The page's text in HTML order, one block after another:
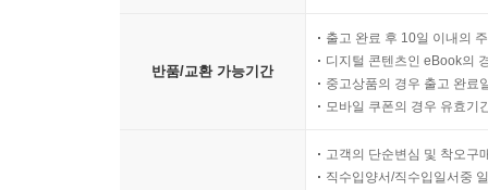
반품/교환 가능기간
출고 완료 후 10일 이내의
디지털 콘텐츠인 eBook의
중고상품의 경우 출고 완료
모바일 쿠폰의 경우 유효기
고객의 단순변심 및 착오구
직수입양서/직수입일서중